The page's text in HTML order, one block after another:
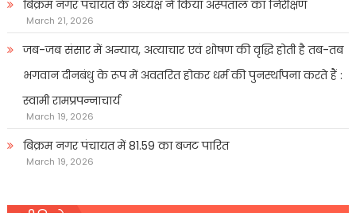
बिक्रम नगर पंचायत के अध्यक्ष ने किया अस्पताल का निरीक्षण
March 21, 2026
जब-जब संसार में अन्याय, अत्याचार एवं शोषण की वृद्धि होती है तब-तब
भगवान दीनबंधु के रूप में अवतरित होकर धर्म की पुनर्स्थापना करते हैं :
स्वामी रामप्रपन्नाचार्य
March 19, 2026
बिक्रम नगर पंचायत में 81.59 का बजट पारित
March 19, 2026